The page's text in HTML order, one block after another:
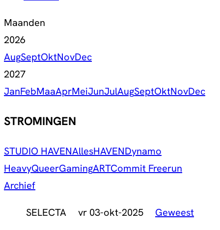
Maanden
2026
AugSeptOktNovDec
2027
JanFebMaaAprMeiJunJulAugSeptOktNovDec
STROMINGEN
STUDIO HAVENAllesHAVENDynamo
HeavyQueerGamingARTCommit Freerun
Archief
SELECTA vr 03-okt-2025 Geweest